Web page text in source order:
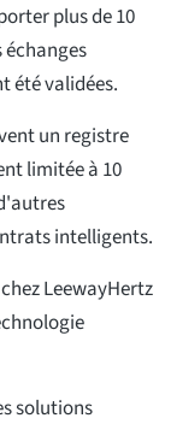
plus de 10
été validées.
un registre
limitée à 10
intelligents.
LeewayHertz
solutions